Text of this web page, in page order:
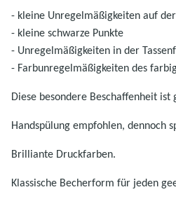
- kleine Unregelmäßigkeiten auf
- kleine schwarze Punkte
- Unregelmäßigkeiten in der
- Farbunregelmäßigkeiten des
Diese besondere Beschaffenheit
Handspülung empfohlen, dennoch
Brilliante Druckfarben.
K lassische Becherform für jeden